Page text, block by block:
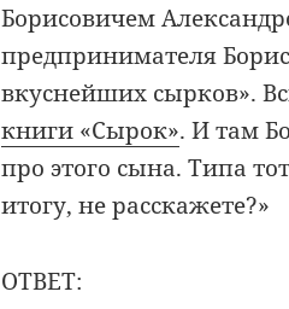
Борисовичем
предпринимателя
вкуснейших сырков».
книги «Сырок». И там
про этого сына. Типа
итогу, не расскажете?»
ОТВЕТ: